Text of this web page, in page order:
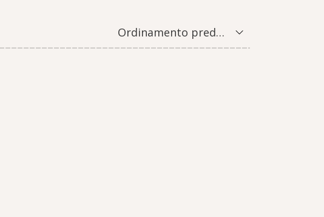
Ordinamento predefinito